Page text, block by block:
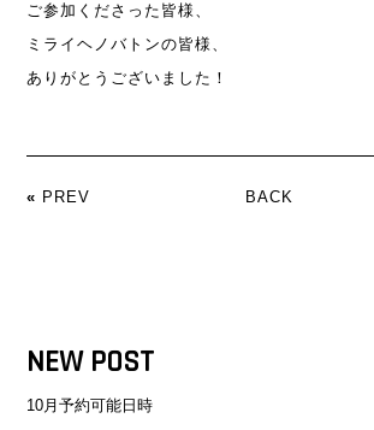
ご参加くださった皆様、
ミライヘノバトンの皆様、
ありがとうございました！
« PREV BACK
NEW POST
10月予約可能日時